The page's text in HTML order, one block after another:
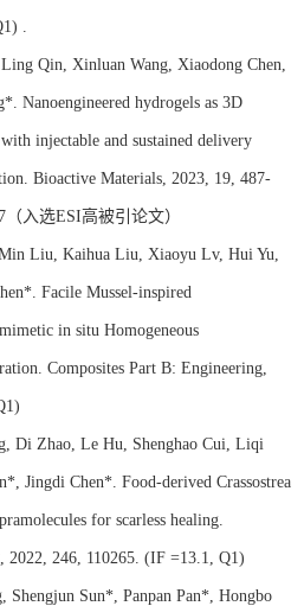
.
Qin, Xinluan Wang, Xiaodong Chen,
Nanoengineered hydrogels as 3D
injectable and sustained delivery
Bioactive Materials, 2023, 19, 487-
（入选ESI高被引论文）
Liu, Kaihua Liu, Xiaoyu Lv, Hui Yu,
Facile Mussel-inspired
in situ Homogeneous
Composites Part B: Engineering,
Di Zhao, Le Hu, Shenghao Cui, Liqi
Jingdi Chen*. Food-derived Crassostrea
for scarless healing.
2022, 246, 110265. (IF =13.1, Q1)
Shengjun Sun*, Panpan Pan*, Hongbo